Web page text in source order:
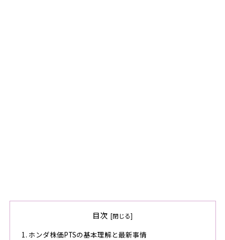
目次
ホンダ株価PTSの基本理解と最新事情